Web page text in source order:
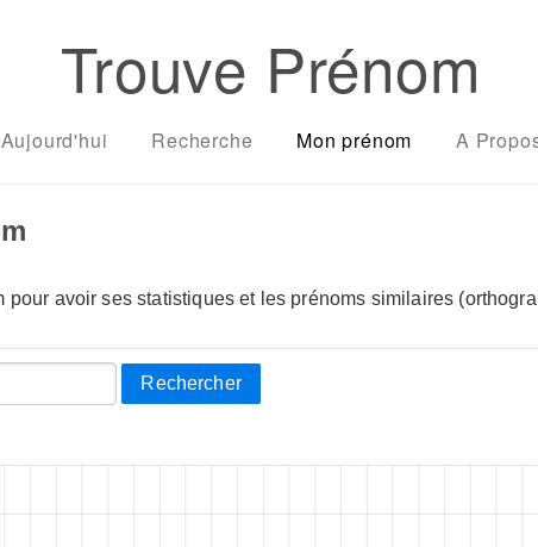
Trouve Prénom
Aujourd'hui Recherche Mon prénom A
pour avoir ses statistiques et les prénoms similaires
Rechercher